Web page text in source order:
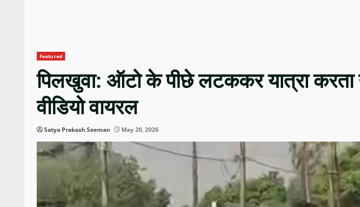
Featured
पिलखुवा: ऑटो के पीछे लटककर यात्रा
वीडियो वायरल
Satya Prakash Seeman May 20, 2026